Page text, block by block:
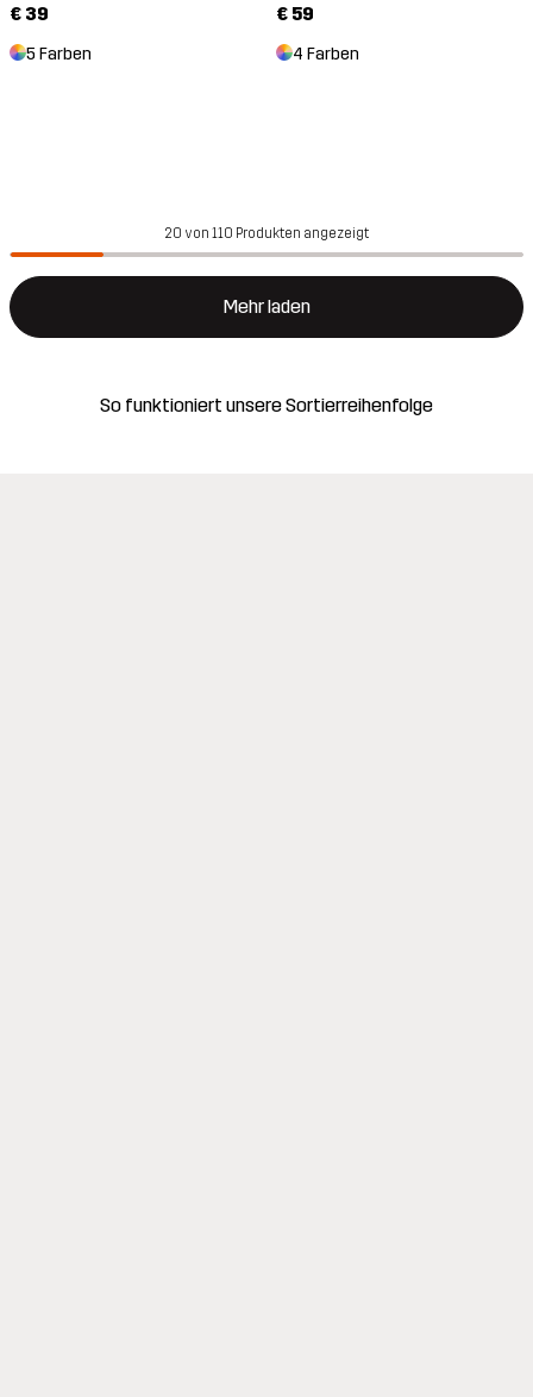
€ 39
5 Farben
€ 59
4 Farben
20 von 110 Produkten angezeigt
Mehr laden
So funktioniert unsere Sortierreihenfolge